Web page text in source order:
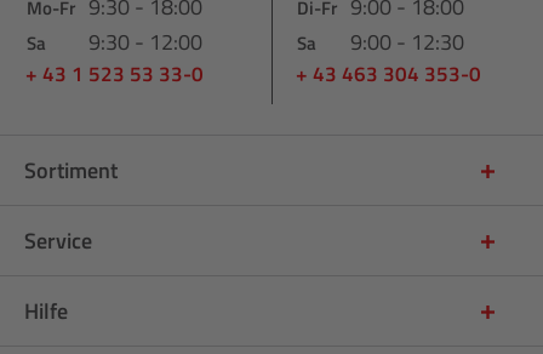
Mo-Fr 9:30 - 18:00
Sa 9:30 - 12:00
+ 43 1 523 53 33-0
Di-Fr 9:00 - 18:00
Sa 9:00 - 12:30
+ 43 463 304 353-0
Sortiment
Service
Hilfe